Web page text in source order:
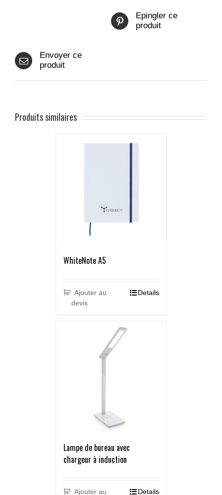
Epingler ce
produit
Envoyer ce
produit
Produits similaires
WhiteNote A5
Ajouter au
devis
Details
Lampe de bureau avec
chargeur à induction
Ajouter au Details